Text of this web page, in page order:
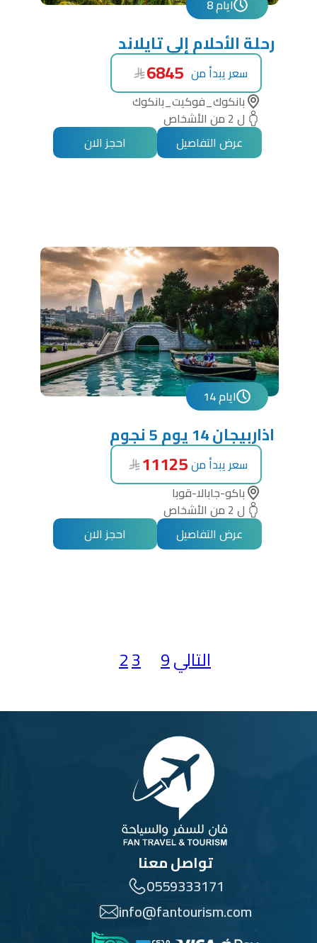
8 ايام
رحلة الأحلام إلى تايلاند
6845 سعر يبدأ من
بانكوك_فوكيت_بانكوك
ل 2 من الأشخاص
احجز الان
عرض التفاصيل
14 ايام
اذاربيجان 14 يوم 5 نجوم
11125سعر يبدأ من
باكو-جابالا-قوبا
ل 2 من الأشخاص
احجز الان
عرض التفاصيل
23 9التالي
تواصل معنا
0559333171
info@fantourism.com